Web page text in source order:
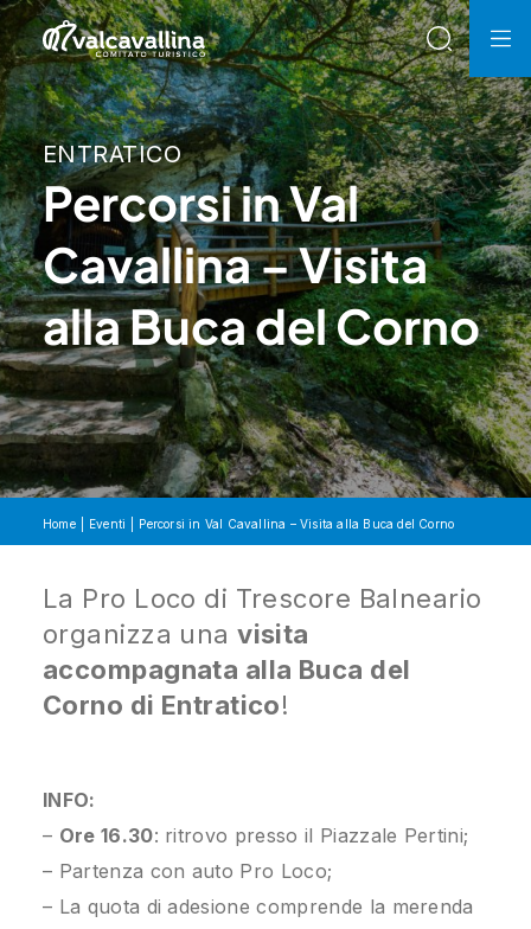
ENTRATICO
Percorsi in Val
Cavallina – Visita
alla Buca del Corno
Home Eventi Percorsi in Val Cavallina – Visita alla Buca del Corno
La Pro Loco di Trescore Balneario
organizza unavisita
accompagnata alla Buca del
Corno di Entratico!
INFO:
– Ore 16.30: ritrovo presso il Piazzale Pertini;
– Partenza con auto Pro Loco;
– La quota di adesione comprende la merenda